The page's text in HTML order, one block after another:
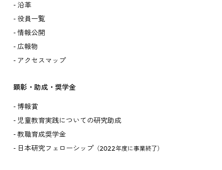
沿革
役員一覧
情報公開
広報物
アクセスマップ
顕彰・助成・奨学金
博報賞
児童教育実践についての研究助成
教職育成奨学金
日本研究フェローシップ（2022年度に事業終了）